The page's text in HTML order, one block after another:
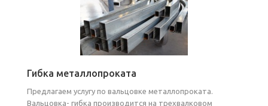
Гибка металлопроката
Предлагаем услугу по вальцовке металлопроката.
Вальцовка- гибка производится на трехвалковом